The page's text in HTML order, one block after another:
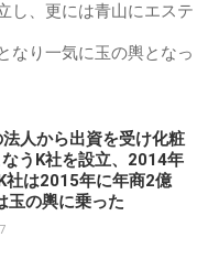
し、更には青山にエステ
なり一気に玉の輿となっ
人から出資を受け化粧
うK社を設立、2014年
社は2015年に年商2億
玉の輿に乗った